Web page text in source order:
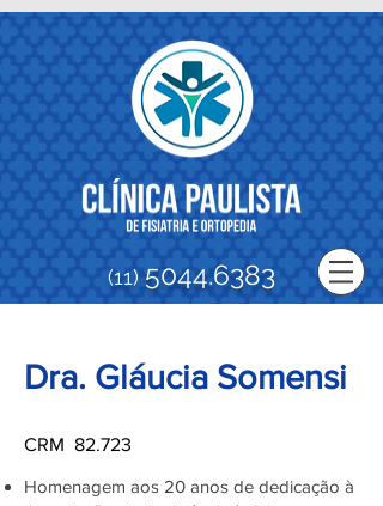
(11) 5044.6383
Dra. Gláucia Somensi
CRM 82.723
Homenagem aos 20 anos de dedicação à